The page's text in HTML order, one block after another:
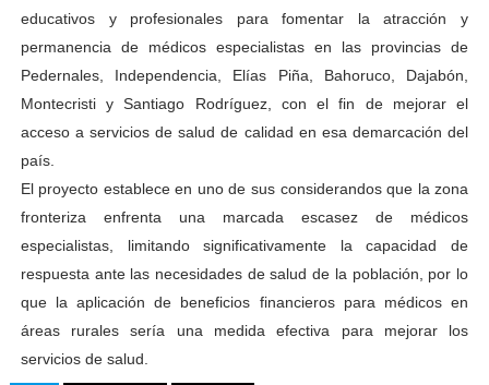
educativos y profesionales para fomentar la atracción y
permanencia de médicos especialistas en las provincias de
Pedernales, Independencia, Elías Piña, Bahoruco, Dajabón,
Montecristi y Santiago Rodríguez, con el fin de mejorar el
acceso a servicios de salud de calidad en esa demarcación del
país.
El proyecto establece en uno de sus considerandos que la zona
fronteriza enfrenta una marcada escasez de médicos
especialistas, limitando significativamente la capacidad de
respuesta ante las necesidades de salud de la población, por lo
que la aplicación de beneficios financieros para médicos en
áreas rurales sería una medida efectiva para mejorar los
servicios de salud.